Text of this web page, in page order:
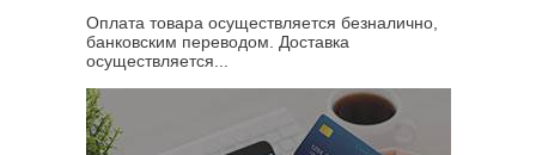
Оплата товара осуществляется безналично,
банковским переводом. Доставка
осуществляется...